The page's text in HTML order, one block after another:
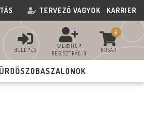
TERVEZŐ VAGYOK KARRIER
BELÉPÉS
WEBSHOP
REGISZTRÁCIÓ
0
KOSÁR